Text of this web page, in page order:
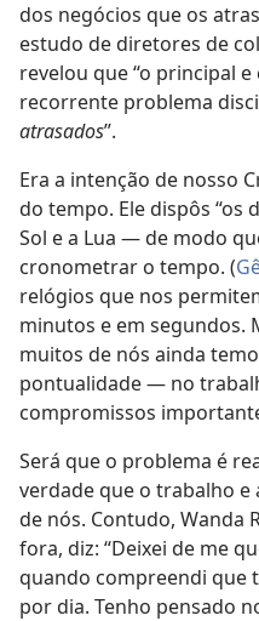
dos negócios que os
estudo de diretores de
revelou que “o principal
recorrente problema
atrasados”.
Era a intenção de nosso
do tempo. Ele dispôs “os
Sol e a Lua — de modo
cronometrar o tempo. (
relógios que nos
minutos e em segundos.
muitos de nós ainda
pontualidade — no
compromissos
Será que o problema é
verdade que o trabalho
de nós. Contudo, Wanda
fora, diz: “Deixei de me
quando compreendi que
por dia. Tenho pensado